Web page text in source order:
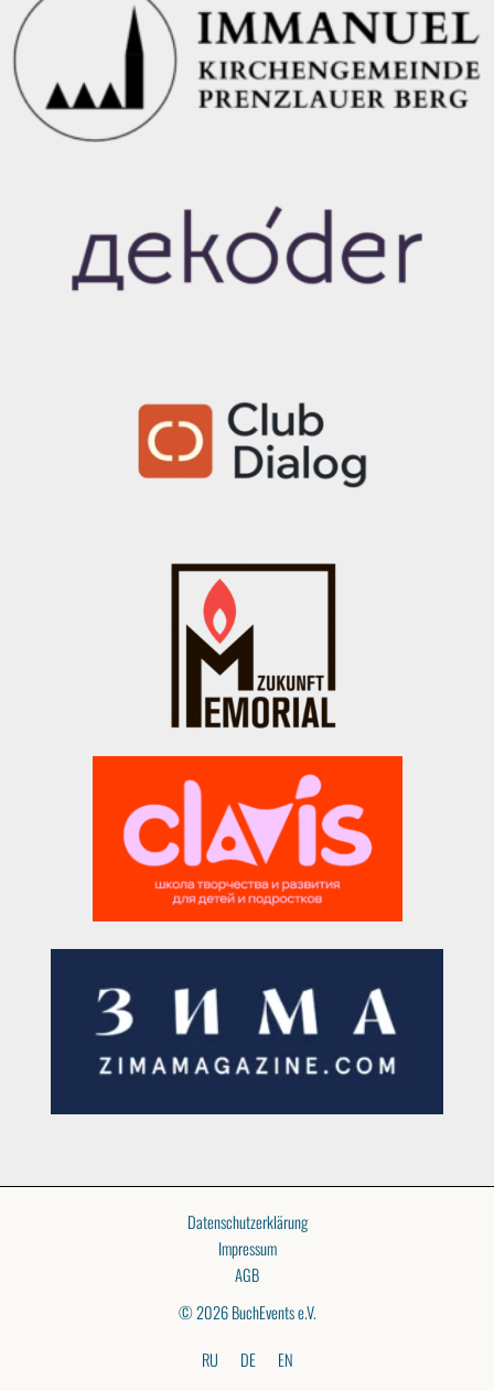
Datenschutzerklärung
Impressum
AGB
© 2026 BuchEvents e.V.
RU DE EN